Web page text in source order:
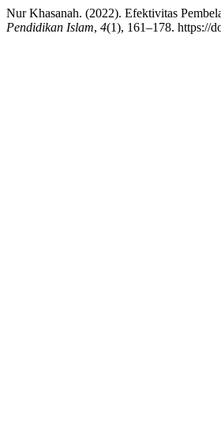
Nur Khasanah. (2022). Efektivitas
Pendidikan Islam, 4(1), 161–178. https://